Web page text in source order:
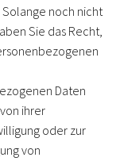
noch nicht
Sie das Recht,
Daten
ihrer
oder zur
von